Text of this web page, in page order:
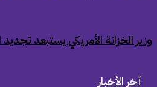
‏وزير الخزانة الأمريكي يستبعد تجديد
آخر الأخبار